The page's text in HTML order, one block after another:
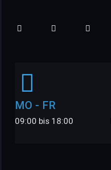
MO - FR
09:00 bis 18:00